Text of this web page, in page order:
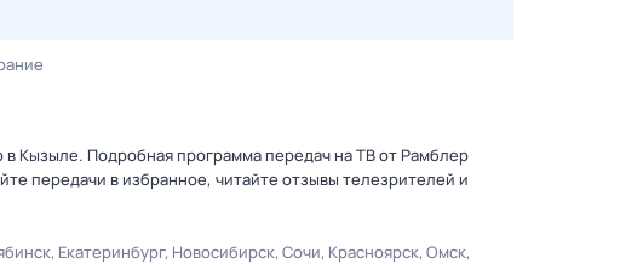
Кызыле. Подробная программа передач на ТВ от Рамблер
передачи в избранное, читайте отзывы телезрителей и
Екатеринбург Новосибирск Сочи Красноярск Омск